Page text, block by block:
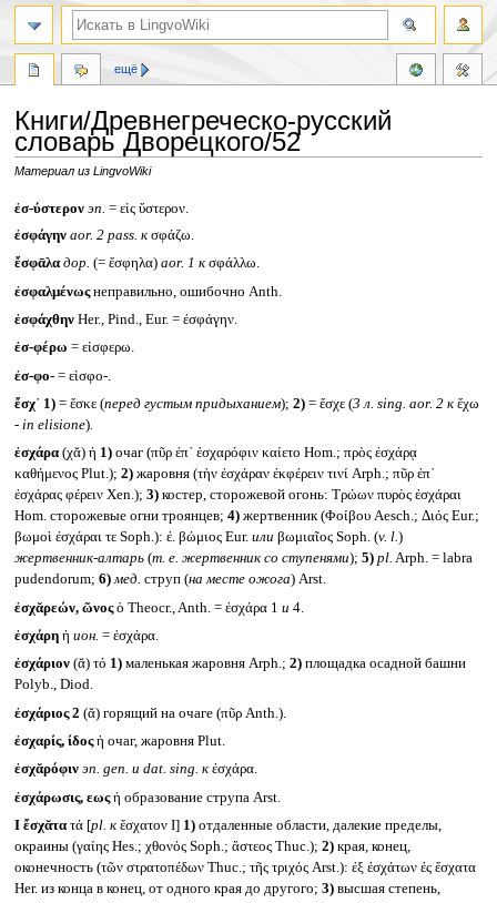
Книги/Древнегреческо-русский
словарь Дворецкого/52
Материал из LingvoWiki
Перейти
к
Перейти
к
ἐσ-ύστερον эп. = εἰς ὕστερον.
ἐσφάγην aor. 2 pass. кσφάζω.
ἔσφᾱλα дор. (= ἔσφηλα) aor. 1 кσφάλλω.
ἐσφαλμένωςнеправильно, ошибочно Anth.
ἐσφάχθηνHer., Pind., Eur. = ἐσφάγην.
ἐσ-φέρω = εἰσφερω.
ἐσ-φο- = εἰσφο-.
ἔσχ᾽ 1)= ἔσκε (перед густым придыханием); 2)= ἔσχε (3 л. sing. aor. 2 кἔχω
- in elisione).
ἐσχάρα(χᾰ) ἡ 1)очаг (πῦρ ἐπ᾽ ἐσχαρόφιν καίετο Hom.; πρὸς ἐσχάρᾳ
καθήμενος Plut.); 2)жаровня (τὴν ἐσχάραν ἐκφέρειν τινί Arph.; πῦρ ἐπ᾽
ἐσχάρας φέρειν Xen.); 3)костер, сторожевой огонь: Τρώων πυρὸς ἐσχάραι
Hom. сторожевые огни троянцев; 4)жертвенник (Φοίβου Aesch.; Διός Eur.;
βωμοὶ ἐσχάραι τε Soph.): ἐ. βώμιος Eur. или βωμιαῖος Soph. (v. l.)
жертвенник-алтарь(т. е. жертвенник со ступенями); 5) pl. Arph. = labra
pudendorum; 6) мед. струп (на месте ожога) Arst.
ἐσχᾰρεών, ῶνοςὁ Theocr., Anth. = ἐσχάρα 1 и 4.
ἐσχάρη ἡ ион. = ἐσχάρα.
ἐσχάριον(ᾰ) τό 1)маленькая жаровня Arph.; 2)площадка осадной башни
Polyb., Diod.
ἐσχάριος 2 (ᾰ) горящий на очаге (πῦρ Anth.).
ἐσχαρίς, ίδοςἡ очаг, жаровня Plut.
ἐσχᾰρόφιν эп. gen. и dat. sing. кἐσχάρα.
ἐσχάρωσις, εωςἡ образование струпа Arst.
I ἔσχᾰτα τά [pl. кἔσχατον I] 1)отдаленные области, далекие пределы,
окраины (γαίης Hes.; χθονός Soph.; ἄστεος Thuc.); 2)края, конец,
оконечность (τῶν στρατοπέδων Thuc.; τῆς τριχός Arst.): ἐξ ἐσχάτων ἐς ἔσχατα
Her. из конца в конец, от одного края до другого; 3)высшая степень,
ещё